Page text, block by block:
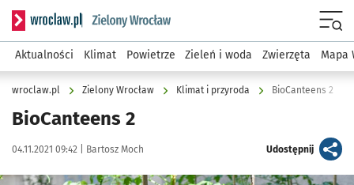
Serwis informacyjny wroclaw.pl podserwis: Środowisko we
Aktualności Klimat Powietrze Zieleń i woda Zwierzęta Mapa
wroclaw.pl Zielony Wrocław Klimat i przyroda BioCanteens 2
BioCanteens 2
Data publikacji:
04.11.2021 09:42 | Autor:
Bartosz Moch Udostępnijartykuł